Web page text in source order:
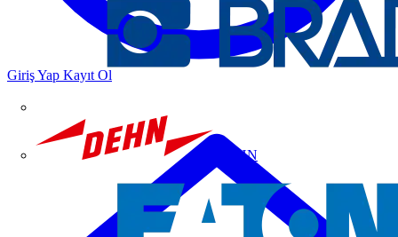
DEHN
Giriş Yap Kayıt Ol